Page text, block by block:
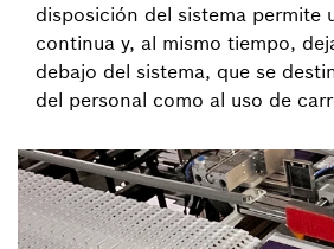
disposición del sistema permite
continua y, al mismo tiempo,
debajo del sistema, que se
del personal como al uso de